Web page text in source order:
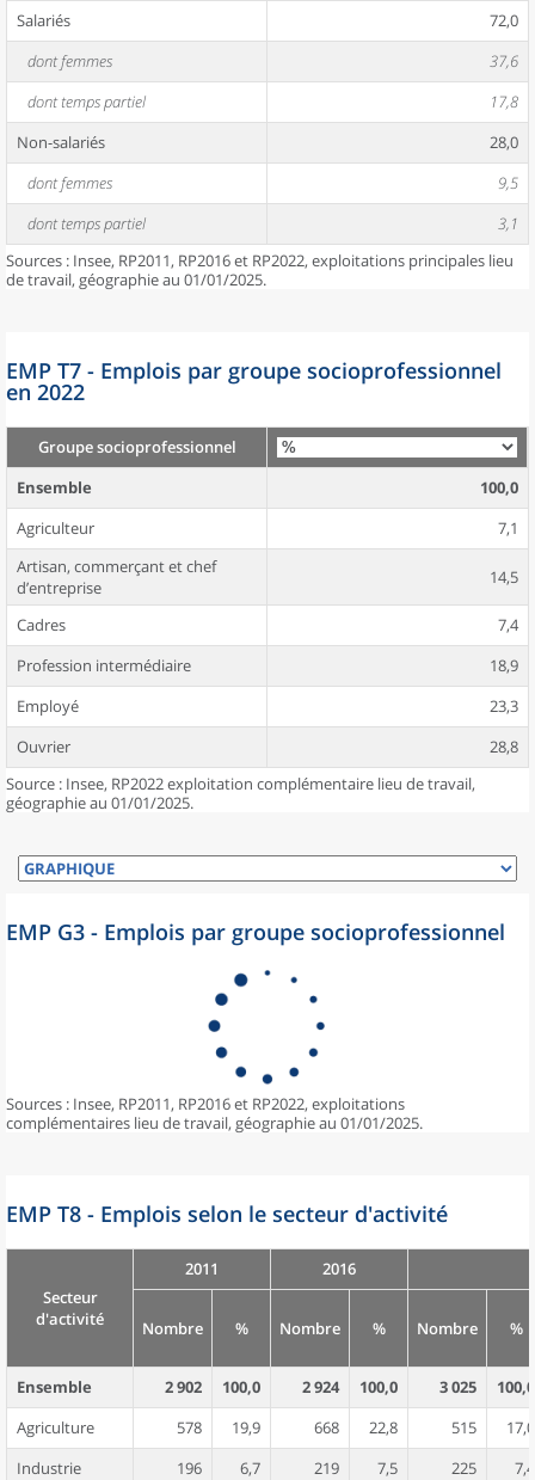
Salariés
72,0
dont femmes
37,6
dont temps partiel
17,8
Non-salariés
28,0
dont femmes
9,5
dont temps partiel
3,1
Sources : Insee, RP2011, RP2016 et RP2022, exploitations principales lieu
de travail, géographie au 01/01/2025.
EMP T7 - Emplois par groupe socioprofessionnel
en 2022
Groupe socioprofessionnel
Ensemble
100,0
Agriculteur
7,1
Artisan, commerçant et chef
d’entreprise
14,5
Cadres
7,4
Profession intermédiaire
18,9
Employé
23,3
Ouvrier
28,8
Source : Insee, RP2022 exploitation complémentaire lieu de travail,
géographie au 01/01/2025.
EMP G3 - Emplois par groupe socioprofessionnel
Sources : Insee, RP2011, RP2016 et RP2022, exploitations
complémentaires lieu de travail, géographie au 01/01/2025.
EMP T8 - Emplois selon le secteur d'activité
Secteur
d'activité
2011 2016
Nombre % Nombre % Nombre %
Ensemble 2 902 100,0 2 924 100,0 3 025
100,0
Agriculture
578 19,9 668 22,8 515
17,0
Industrie
196 6,7 219 7,5 225
7,4